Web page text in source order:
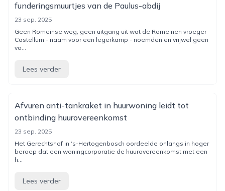
funderingsmuurtjes van de Paulus-abdij
23 sep. 2025
Geen Romeinse weg, geen uitgang uit wat de Romeinen vroeger
Castellum - naam voor een legerkamp - noemden en vrijwel geen
vo...
Lees verder
Afvuren anti-tankraket in huurwoning leidt tot
ontbinding huurovereenkomst
23 sep. 2025
Het Gerechtshof in ‘s-Hertogenbosch oordeelde onlangs in hoger
beroep dat een woningcorporatie de huurovereenkomst met een
h...
Lees verder